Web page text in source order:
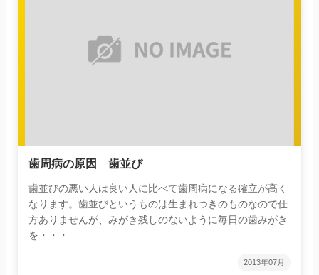
歯周病の原因 歯並び
歯並びの悪い人は良い人に比べて歯周病になる確立が高く
なります。歯並びというものは生まれつきのものなので仕
方ありませんが、みがき残しのないように毎日の歯みがき
を・・・
2013年07月